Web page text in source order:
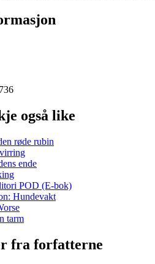
også like
røde rubin
ende
POD (E-bok)
Hundevakt
tarm
fra forfatterne